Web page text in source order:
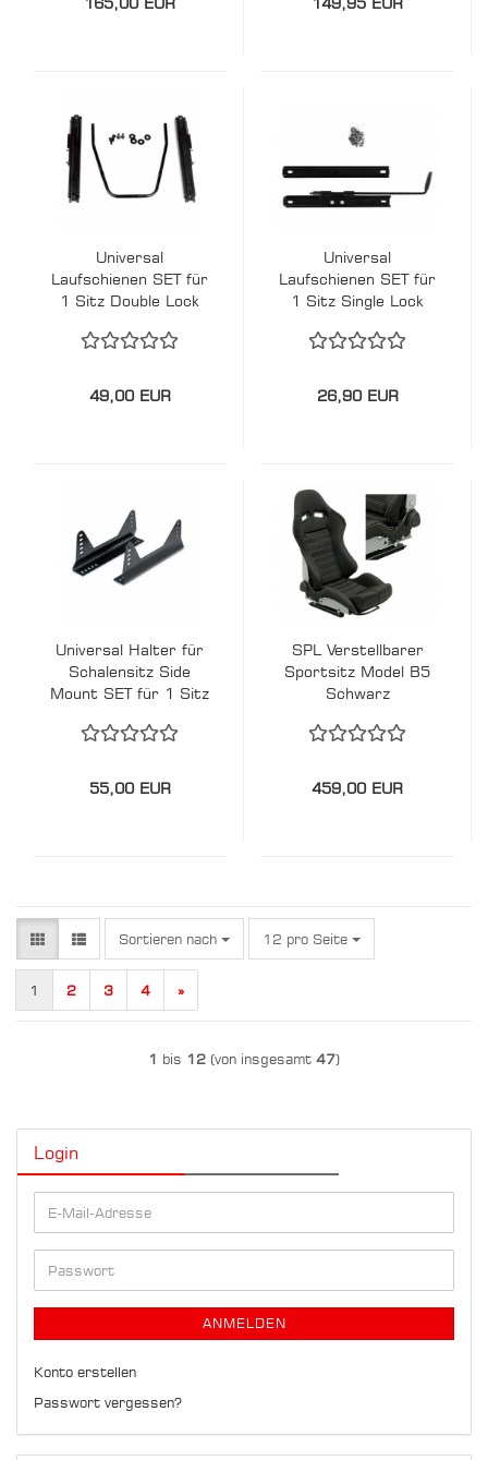
Universal
Laufschienen SET für
1 Sitz Double Lock
49,00 EUR
Universal
Laufschienen SET für
1 Sitz Single Lock
26,90 EUR
Universal Halter für
Schalensitz Side
Mount SET für 1 Sitz
55,00 EUR
SPL Verstellbarer
Sportsitz Model B5
Schwarz
459,00 EUR
Sortieren nach
Sortieren nach 12 pro Seite
pro Seite
1 2 3 4 »
1 bis 12 (von insgesamt 47)
Login
E-
Mail-
Adresse
Passwort
ANMELDEN
Konto erstellen
Passwort vergessen?